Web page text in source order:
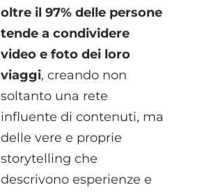
oltre il 97% delle persone
tende a condividere
video e foto dei loro
viaggi, creando non
soltanto una rete
influente di contenuti, ma
delle vere e proprie
storytelling che
descrivono esperienze e